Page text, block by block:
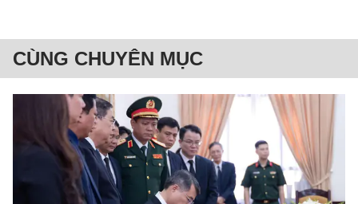
CÙNG CHUYÊN MỤC